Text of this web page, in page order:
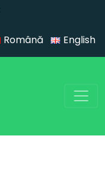
Română English